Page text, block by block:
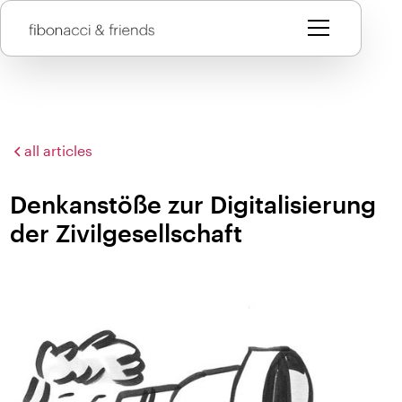
all articles
Denkanstöße zur Digitalisierung
der Zivilgesellschaft